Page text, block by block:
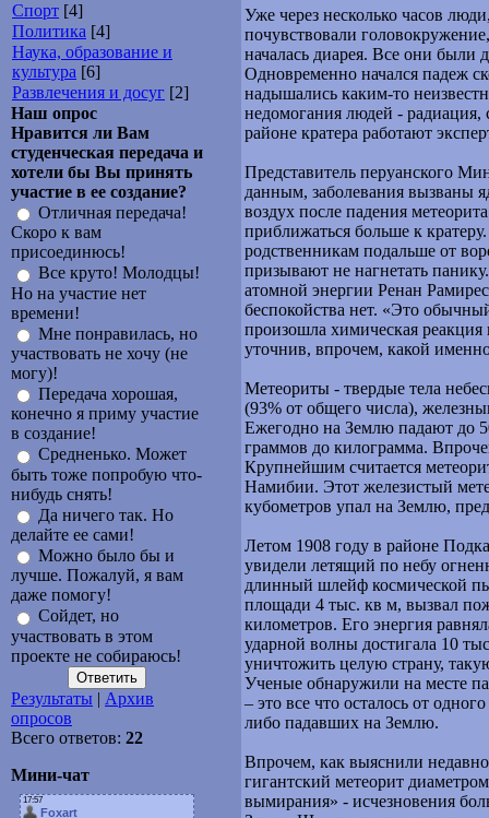
Спорт [4]
Политика [4]
Наука, образование и
культура [6]
Развлечения и досуг [2]
Наш опрос
Нравится ли Вам
студенческая передача и
хотели бы Вы принять
участие в ее создание?
Отличная передача!
Скоро к вам
присоединюсь!
Все круто! Молодцы!
Но на участие нет
времени!
Мне понравилась, но
участвовать не хочу (не
могу)!
Передача хорошая,
конечно я приму участие
в создание!
Средненько. Может
быть тоже попробую что-
нибудь снять!
Да ничего так. Но
делайте ее сами!
Можно было бы и
лучше. Пожалуй, я вам
даже помогу!
Сойдет, но
участвовать в этом
проекте не собираюсь!
Результаты | Архив
опросов
Всего ответов: 22
Мини-чат
Уже через несколько часов
почувствовали
началась диарея. Все они были
Одновременно начался падеж
надышались каким-то
недомогания людей - радиация,
районе кратера работают
Представитель перуанского
данным, заболевания вызваны
воздух после падения
приближаться больше к
родственникам подальше от
призывают не нагнетать
атомной энергии Ренан
беспокойства нет. «Это
произошла химическая реакция
уточнив, впрочем, какой
Метеориты - твердые тела
(93% от общего числа),
Ежегодно на Землю падают до
граммов до килограмма.
Крупнейшим считается
Намибии. Этот железистый
кубометров упал на Землю,
Летом 1908 году в районе
увидели летящий по небу
длинный шлейф космической
площади 4 тыс. кв м, вызвал
километров. Его энергия
ударной волны достигала 10
уничтожить целую страну,
Ученые обнаружили на месте
– это все что осталось от
либо падавших на Землю.
Впрочем, как выяснили
гигантский метеорит
вымирания» - исчезновения